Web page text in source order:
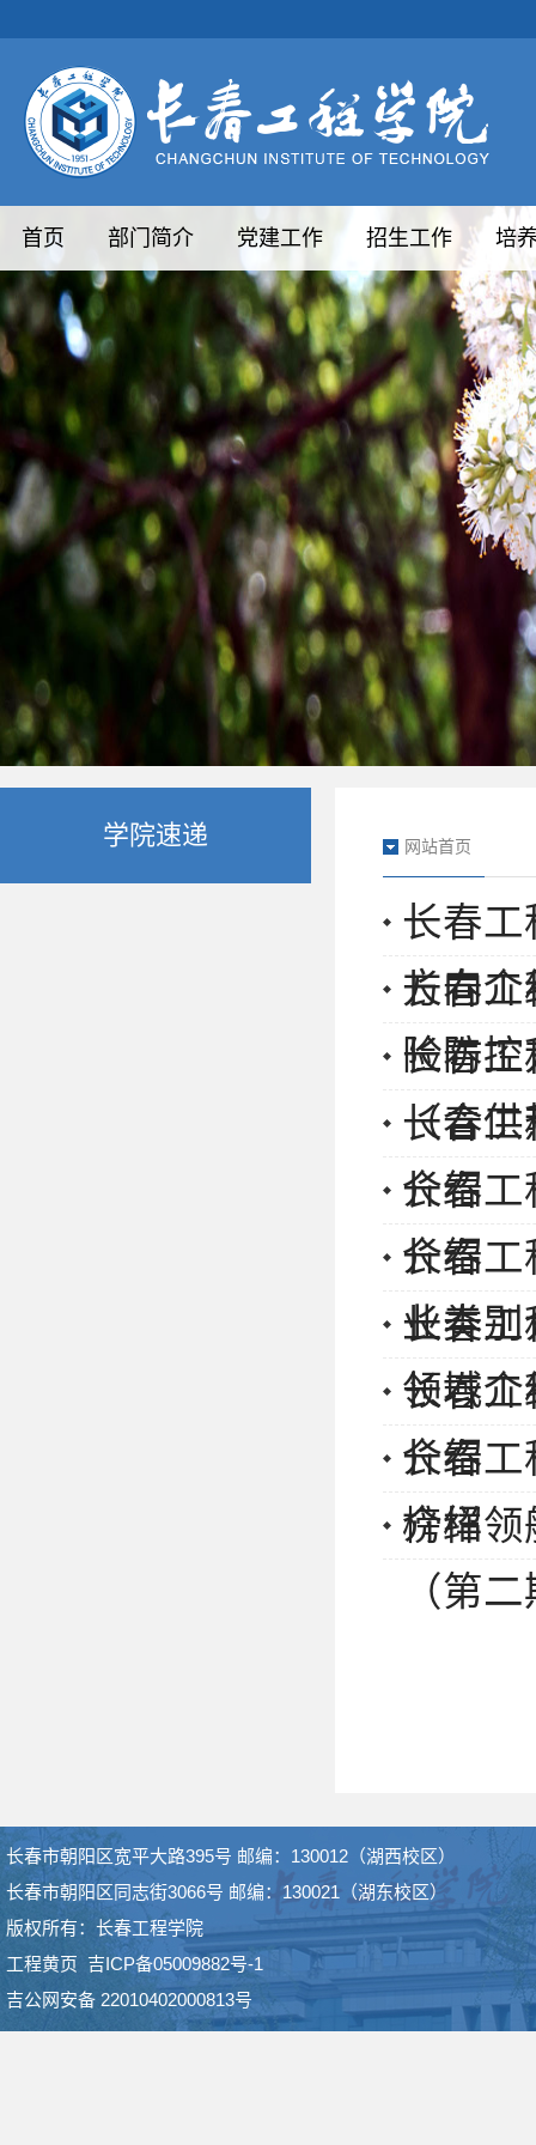
首页 部门简介 党建工作 招生工作 培
学院速递 网站首页
长春工
方向介
长春工
险防控
长春工
（含供
长春工
介绍
长春工
介绍
长春工
业类别
长春工
领域介
长春工
介绍
长春工
介绍
榜样领
（第
长春市朝阳区宽平大路395号 邮编：130012（湖西校区）
长春市朝阳区同志街3066号 邮编：130021（湖东校区）
版权所有：长春工程学院
工程黄页 吉ICP备05009882号-1
吉公网安备 22010402000813号